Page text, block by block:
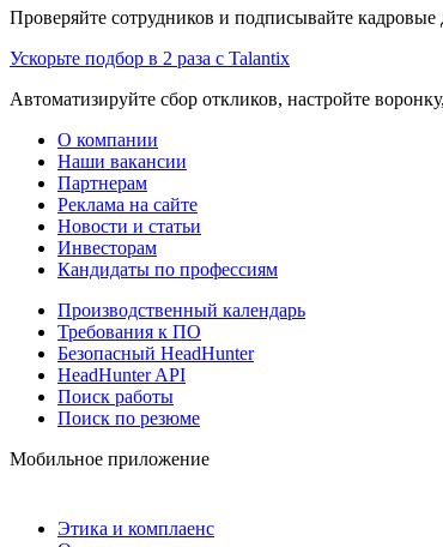
Проверяйте сотрудников и подписывайте
Ускорьте подбор в 2 раза с Talantix
Автоматизируйте сбор откликов, настройте
О компании
Наши вакансии
Партнерам
Реклама на сайте
Новости и статьи
Инвесторам
Кандидаты по профессиям
Производственный календарь
Требования к ПО
Безопасный HeadHunter
HeadHunter API
Поиск работы
Поиск по резюме
Мобильное приложение
Этика и комплаенс